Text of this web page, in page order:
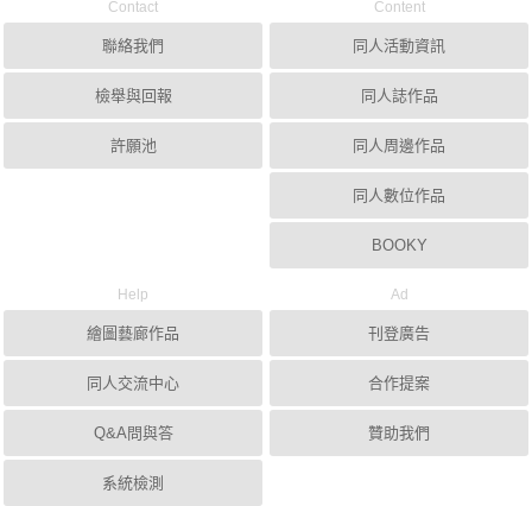
Contact
聯絡我們
檢舉與回報
許願池
Content
同人活動資訊
同人誌作品
同人周邊作品
同人數位作品
BOOKY
Help
繪圖藝廊作品
同人交流中心
Q&A問與答
系統檢測
Ad
刊登廣告
合作提案
贊助我們